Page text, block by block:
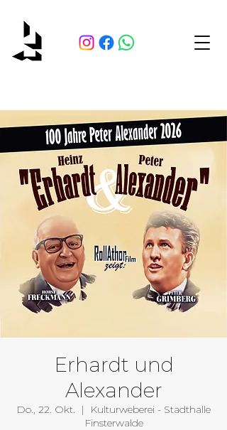
Erhardt und
Alexander
Do., 22. Okt.
  |
Kulturweberei - Stadthalle
Finsterwalde